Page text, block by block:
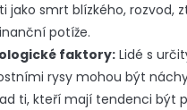
jako smrt blízkého, rozvod,
potíže.
faktory: Lidé s
rysy mohou být
ti, kteří mají tendenci být